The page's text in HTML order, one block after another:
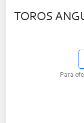
TOROS
Para